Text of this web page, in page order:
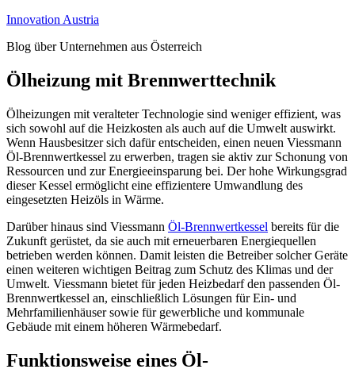
Zum
springen
Innovation Austria
Blog über Unternehmen aus Österreich
Ölheizung mit Brennwerttechnik
Ölheizungen mit veralteter Technologie sind weniger effizient, was
sich sowohl auf die Heizkosten als auch auf die Umwelt auswirkt.
Wenn Hausbesitzer sich dafür entscheiden, einen neuen Viessmann
Öl-Brennwertkessel zu erwerben, tragen sie aktiv zur Schonung von
Ressourcen und zur Energieeinsparung bei. Der hohe Wirkungsgrad
dieser Kessel ermöglicht eine effizientere Umwandlung des
eingesetzten Heizöls in Wärme.
Darüber hinaus sind Viessmann Öl-Brennwertkessel bereits für die
Zukunft gerüstet, da sie auch mit erneuerbaren Energiequellen
betrieben werden können. Damit leisten die Betreiber solcher Geräte
einen weiteren wichtigen Beitrag zum Schutz des Klimas und der
Umwelt. Viessmann bietet für jeden Heizbedarf den passenden Öl-
Brennwertkessel an, einschließlich Lösungen für Ein- und
Mehrfamilienhäuser sowie für gewerbliche und kommunale
Gebäude mit einem höheren Wärmebedarf.
Funktionsweise eines Öl-